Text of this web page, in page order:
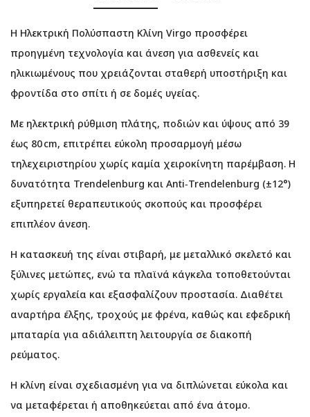
Η Ηλεκτρική Πολύσπαστη Κλίνη Virgo προσφέρει
προηγμένη τεχνολογία και άνεση για ασθενείς και
ηλικιωμένους που χρειάζονται σταθερή υποστήριξη και
φροντίδα στο σπίτι ή σε δομές υγείας.
Με ηλεκτρική ρύθμιση πλάτης, ποδιών και ύψους από 39
έως 80 cm, επιτρέπει εύκολη προσαρμογή μέσω
τηλεχειριστηρίου χωρίς καμία χειροκίνητη παρέμβαση. Η
δυνατότητα Trendelenburg και Anti‑Trendelenburg (±12°)
εξυπηρετεί θεραπευτικούς σκοπούς και προσφέρει
επιπλέον άνεση.
Η κατασκευή της είναι στιβαρή, με μεταλλικό σκελετό και
ξύλινες μετώπες, ενώ τα πλαϊνά κάγκελα τοποθετούνται
χωρίς εργαλεία και εξασφαλίζουν προστασία. Διαθέτει
αναρτήρα έλξης, τροχούς με φρένα, καθώς και εφεδρική
μπαταρία για αδιάλειπτη λειτουργία σε διακοπή
ρεύματος.
Η κλίνη είναι σχεδιασμένη για να διπλώνεται εύκολα και
να μεταφέρεται ή αποθηκεύεται από ένα άτομο.